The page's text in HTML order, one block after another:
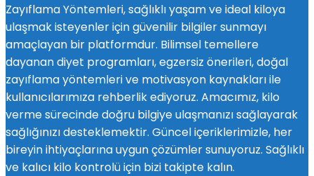
Zayıflama Yöntemleri, sağlıklı yaşam ve ideal kiloya
ulaşmak isteyenler için güvenilir bilgiler sunmayı
amaçlayan bir platformdur. Bilimsel temellere
dayanan diyet programları, egzersiz önerileri, doğal
zayıflama yöntemleri ve motivasyon kaynakları ile
kullanıcılarımıza rehberlik ediyoruz. Amacımız, kilo
verme sürecinde doğru bilgiye ulaşmanızı sağlayarak
sağlığınızı desteklemektir. Güncel içeriklerimizle, her
bireyin ihtiyaçlarına uygun çözümler sunuyoruz. Sağlıklı
ve kalıcı kilo kontrolü için bizi takipte kalın.